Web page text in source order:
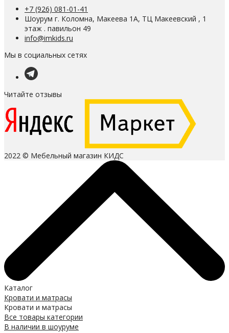
+7 (926) 081-01-41
Шоурум г. Коломна, Макеева 1А, ТЦ Макеевский , 1
этаж . павильон 49
info@imkids.ru
Мы в социальных сетях
Читайте отзывы
2022 © Мебельный магазин КИДС
Каталог
Кровати и матрасы
Кровати и матрасы
Все товары категории
В наличии в шоуруме